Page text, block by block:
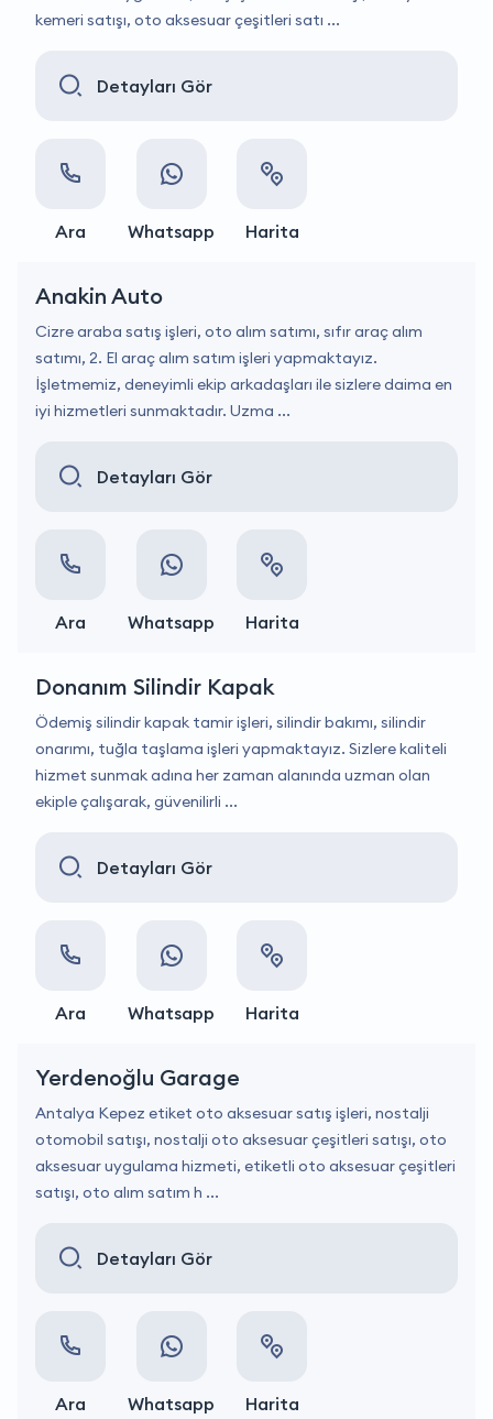
kemeri satışı, oto aksesuar çeşitleri satı ...
Detayları Gör
Ara Whatsapp Harita
Anakin Auto
Cizre araba satış işleri, oto alım satımı, sıfır araç alım
satımı, 2. El araç alım satım işleri yapmaktayız.
İşletmemiz, deneyimli ekip arkadaşları ile sizlere daima en
iyi hizmetleri sunmaktadır. Uzma ...
Detayları Gör
Ara Whatsapp Harita
Donanım Silindir Kapak
Ödemiş silindir kapak tamir işleri, silindir bakımı, silindir
onarımı, tuğla taşlama işleri yapmaktayız. Sizlere kaliteli
hizmet sunmak adına her zaman alanında uzman olan
ekiple çalışarak, güvenilirli ...
Detayları Gör
Ara Whatsapp Harita
Yerdenoğlu Garage
Antalya Kepez etiket oto aksesuar satış işleri, nostalji
otomobil satışı, nostalji oto aksesuar çeşitleri satışı, oto
aksesuar uygulama hizmeti, etiketli oto aksesuar çeşitleri
satışı, oto alım satım h ...
Detayları Gör
Ara Whatsapp Harita